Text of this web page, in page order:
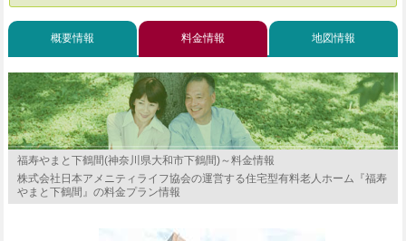
概要情報 料金情報 地図情報
福寿やまと下鶴間(神奈川県大和市下鶴間)～料金情報
株式会社日本アメニティライフ協会の運営する住宅型有料老人ホーム『福寿
やまと下鶴間』の料金プラン情報